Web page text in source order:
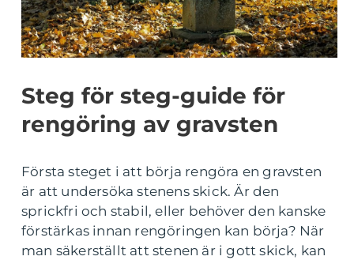
Steg för steg-guide för
rengöring av gravsten
Första steget i att börja rengöra en gravsten
är att undersöka stenens skick. Är den
sprickfri och stabil, eller behöver den kanske
förstärkas innan rengöringen kan börja? När
man säkerställt att stenen är i gott skick, kan